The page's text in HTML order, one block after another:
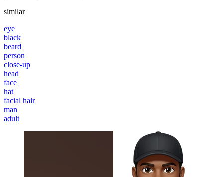
similar
eye
black
beard
person
close-up
head
face
hat
facial hair
man
adult